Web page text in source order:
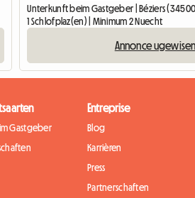
Unterkunft beim Gastgeber | Béziers
1 Schlofplaz(en) | Minimum 2 Nuecht
Annonce ugewisen
Gastgeber
Entreprise
Blog
Karrièren
Press
Partnerschaften